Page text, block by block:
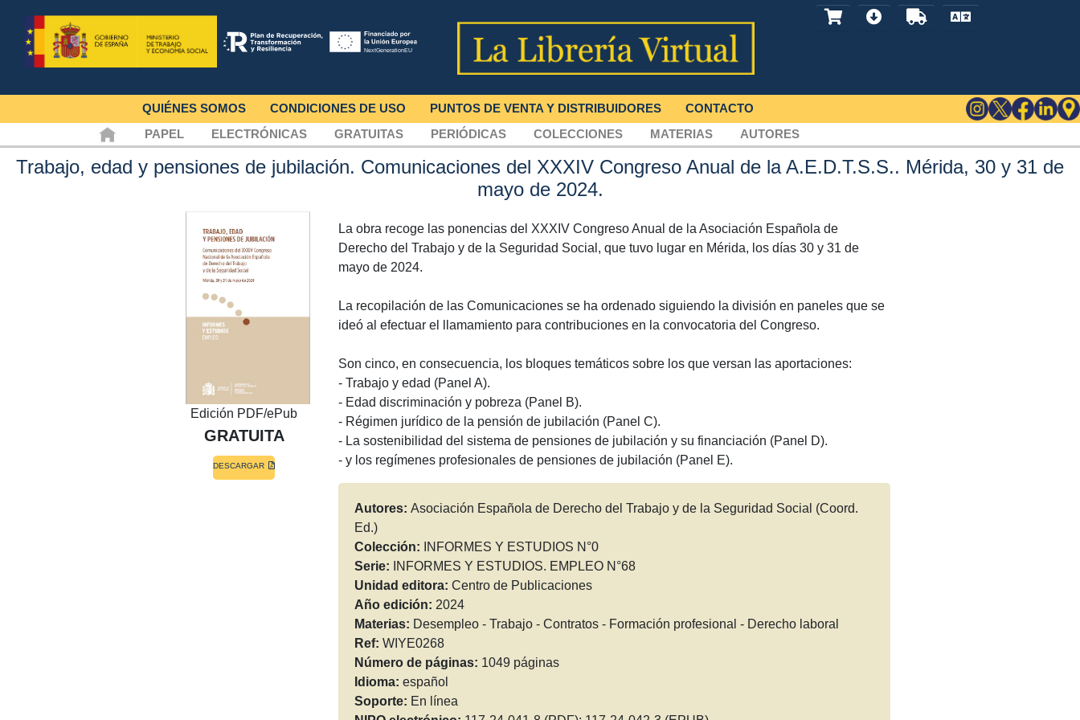
QUIÉNES SOMOS CONDICIONES DE USO PUNTOS DE VENTA Y DISTRIBUIDORES
CONTACTO
PAPEL
ELECTRÓNICAS GRATUITAS PERIÓDICAS COLECCIONES MATERIAS AUTORES
Trabajo, edad y pensiones de jubilación. Comunicaciones del XXXIV Congreso Anual de la A.E.D.T.S.S.. Mérida, 30 y 31 de
mayo de 2024.
Edición PDF/ePub
GRATUITA
DESCARGAR
La obra recoge las ponencias del XXXIV Congreso Anual de la Asociación Española de
Derecho del Trabajo y de la Seguridad Social, que tuvo lugar en Mérida, los días 30 y 31 de
mayo de 2024.
La recopilación de las Comunicaciones se ha ordenado siguiendo la división en paneles que se
ideó al efectuar el llamamiento para contribuciones en la convocatoria del Congreso.
Son cinco, en consecuencia, los bloques temáticos sobre los que versan las aportaciones:
- Trabajo y edad (Panel A).
- Edad discriminación y pobreza (Panel B).
- Régimen jurídico de la pensión de jubilación (Panel C).
- La sostenibilidad del sistema de pensiones de jubilación y su financiación (Panel D).
- y los regímenes profesionales de pensiones de jubilación (Panel E).
Autores: Asociación Española de Derecho del Trabajo y de la Seguridad Social (Coord.
Ed.)
Colección:
INFORMES Y ESTUDIOS N°0
Serie:
INFORMES Y ESTUDIOS. EMPLEO N°68
Unidad editora: Centro de Publicaciones
Año edición: 2024
Materias: Desempleo - Trabajo - Contratos - Formación profesional - Derecho laboral
Ref: WIYE0268
Número de páginas: 1049 páginas
Idioma: español
Soporte: En línea